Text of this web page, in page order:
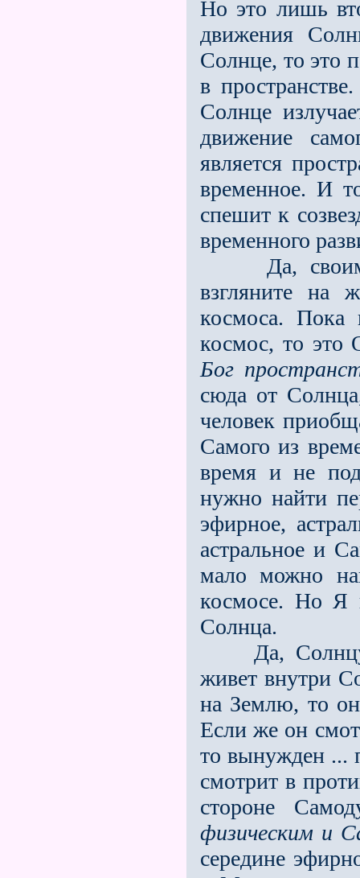
Но это лишь
движения
Солнце, то это
в
Солнце
движение
является
временное. И
спешит к
вре­менного
Да,
взгляните на
космоса.
космос, то это
Бог
сюда от
человек
Самого из
время и не
нужно найти
эфирное,
астральное и
мало можно
космосе. Но Я
Солнца.
Да, Солнцу
живет внутри
на Землю, то он
Если же он
то вынужден ...
смотрит в
стороне
физическим и
середине